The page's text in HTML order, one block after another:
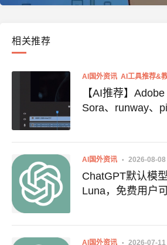
相关推荐
AI国外资讯 AI工具推荐&
【AI推荐】
Sora、runway、
AI国外资讯 2026-08-08
ChatGPT默认模
Luna，免费用户
AI国外资讯 2026-07-11